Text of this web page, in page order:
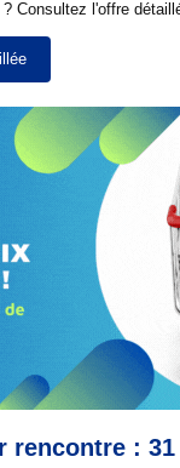
Consultez l'offre
rencontre :